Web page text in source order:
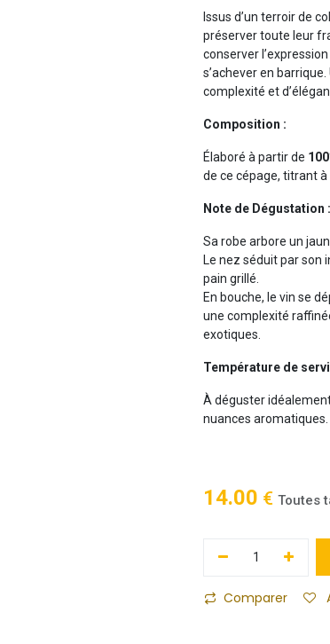
Issus d’un terroir de
préserver toute leur
conserver
s’achever en
complexité et
Composition :
Élaboré à partir de
de ce cépage, titrant à
Note de Dégustation :
Sa robe arbore un
Le nez séduit par
pain grillé.
En bouche, le vin se
une complexité
exotiques.
Température de
À déguster
nuances aromatiques.
14.00 € Toutes
Comparer